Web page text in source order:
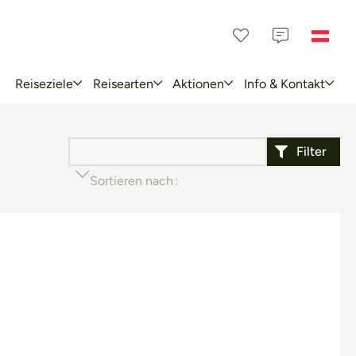
Reiseziele Reisearten Aktionen Info & Kontakt
Filter
Sortieren nach